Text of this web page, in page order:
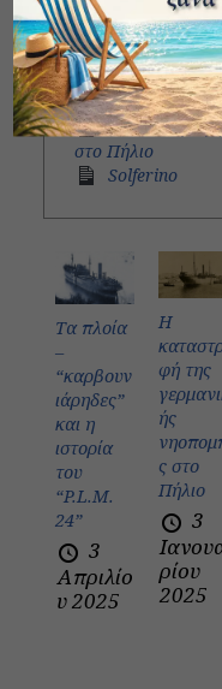
Πρόσφατα
Τα πλοία –
του “P.L.M. 24”
Η
στο Πήλιο
Solferino
Τα πλοία
–
“καρβουν
ιάρηδες”
και η
ιστορία
του
“P.L.M.
24”
3
Απριλίο
υ 2025
Η
φή της
ής
ς στο
Πήλιο
3
ρίου
2025